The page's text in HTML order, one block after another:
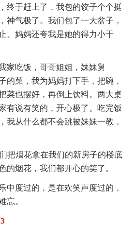
终于赶上了，我包的饺子个个挺
神气极了。我们包了一大盆子，
。妈妈还夸我是她的得力小干
吃饭，哥哥姐姐，妹妹舅
菜，我为妈妈打下手，把碗，
菜也摆好，再倒上饮料。两大桌
有说有笑的，开心极了。吃完饭
我从什么都不会跳被妹妹一教，
烟花拿在我们的新房子的楼底
的烟花，我们都开心的笑了。
度过的，是在欢笑声度过的，
忘。